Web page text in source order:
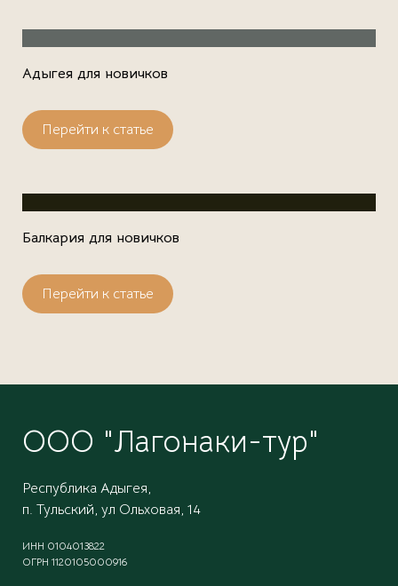
Адыгея для новичков
Перейти к статье
Балкария для новичков
Перейти к статье
ООО "Лагонаки-тур"
Республика Адыгея,
п. Тульский, ул Ольховая, 14
ИНН 0104013822
ОГРН 1120105000916